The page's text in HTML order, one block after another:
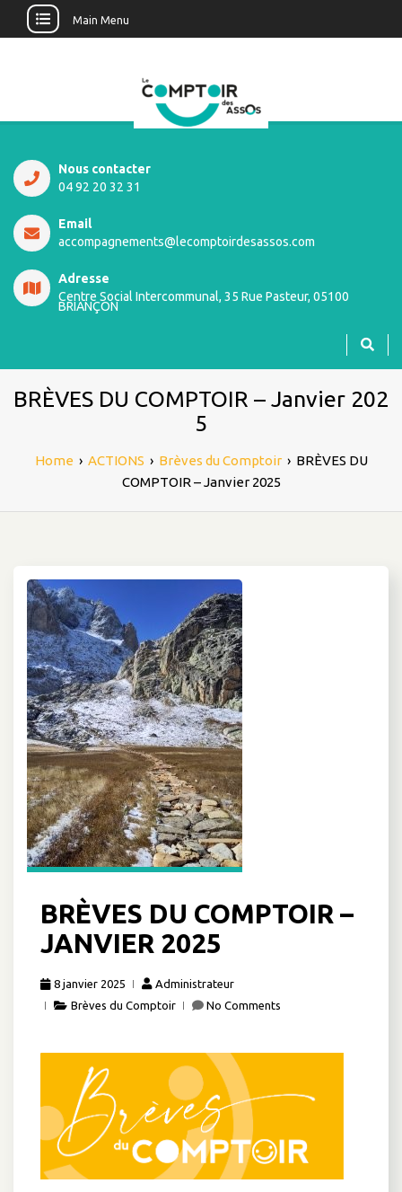
Main Menu
Nous contacter
04 92 20 32 31
Email
accompagnements@lecomptoirdesassos.com
Adresse
Centre Social Intercommunal, 35 Rue Pasteur, 05100
BRIANÇON
BRÈVES DU COMPTOIR – Janvier 202
5
Home › ACTIONS › Brèves du Comptoir› BRÈVES DU
COMPTOIR – Janvier 2025
BRÈVES DU COMPTOIR –
JANVIER 2025
8 janvier 2025
Administrateur
Brèves du Comptoir
No Comments